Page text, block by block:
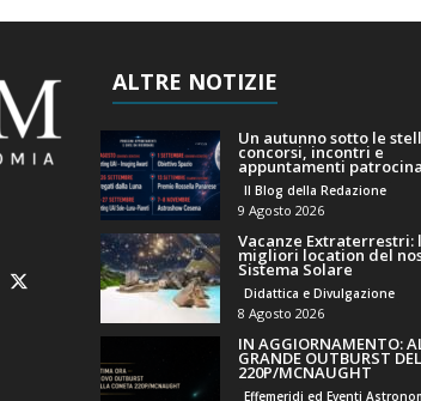
ALTRE NOTIZIE
Un autunno sotto le
concorsi, incontri e
appuntamenti
Il Blog della Redazione
9 Agosto 2026
Vacanze Extraterrestri:
migliori location del
Sistema Solare
Didattica e Divulgazione
8 Agosto 2026
IN AGGIORNAMENTO:
GRANDE OUTBURST
220P/MCNAUGHT
Effemeridi ed Eventi